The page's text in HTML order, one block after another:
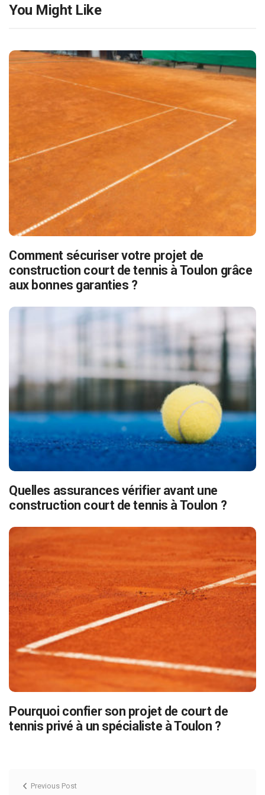
You Might Like
Comment sécuriser votre projet de
construction court de tennis à Toulon grâce
aux bonnes garanties ?
Quelles assurances vérifier avant une
construction court de tennis à Toulon ?
Pourquoi confier son projet de court de
tennis privé à un spécialiste à Toulon ?
Previous Post